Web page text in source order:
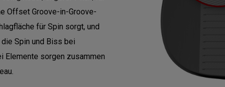
Offset Groove-in-Groove-
für Spin sorgt, und
Spin und Biss bei
Elemente sorgen zusammen